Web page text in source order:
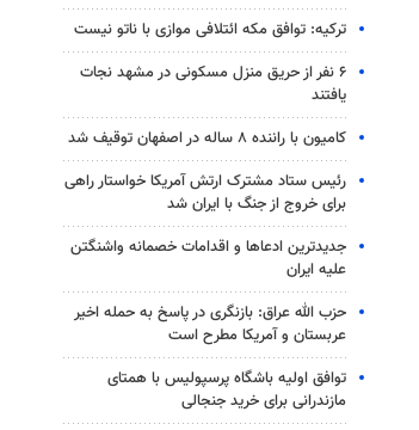
ترکیه: توافق مکه ائتلافی موازی با ناتو نیست
۶ نفر از حریق منزل مسکونی در مشهد نجات
یافتند
کامیون با راننده ۸ ساله در اصفهان توقیف شد
رئیس ستاد مشترک ارتش آمریکا خواستار راهی
برای خروج از جنگ با ایران شد
جدیدترین ادعاها و اقدامات خصمانه واشنگتن
علیه ایران
حزب الله عراق: بازنگری در پاسخ به حمله اخیر
عربستان و آمریکا مطرح است
توافق اولیه باشگاه پرسپولیس با همتای
مازندرانی برای خرید جنجالی